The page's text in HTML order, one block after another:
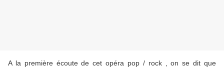
A la première écoute de cet opéra pop / rock , on se dit que